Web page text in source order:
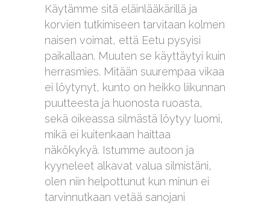
Käytämme sitä eläinlääkärillä ja
korvien tutkimiseen tarvitaan kolmen
naisen voimat, että Eetu pysyisi
paikallaan. Muuten se käyttäytyi kuin
herrasmies. Mitään suurempaa vikaa
ei löytynyt, kunto on heikko liikunnan
puutteesta ja huonosta ruoasta,
sekä oikeassa silmästä löytyy luomi,
mikä ei kuitenkaan haittaa
näkökykyä. Istumme autoon ja
kyyneleet alkavat valua silmistäni,
olen niin helpottunut kun minun ei
tarvinnutkaan vetää sanojani